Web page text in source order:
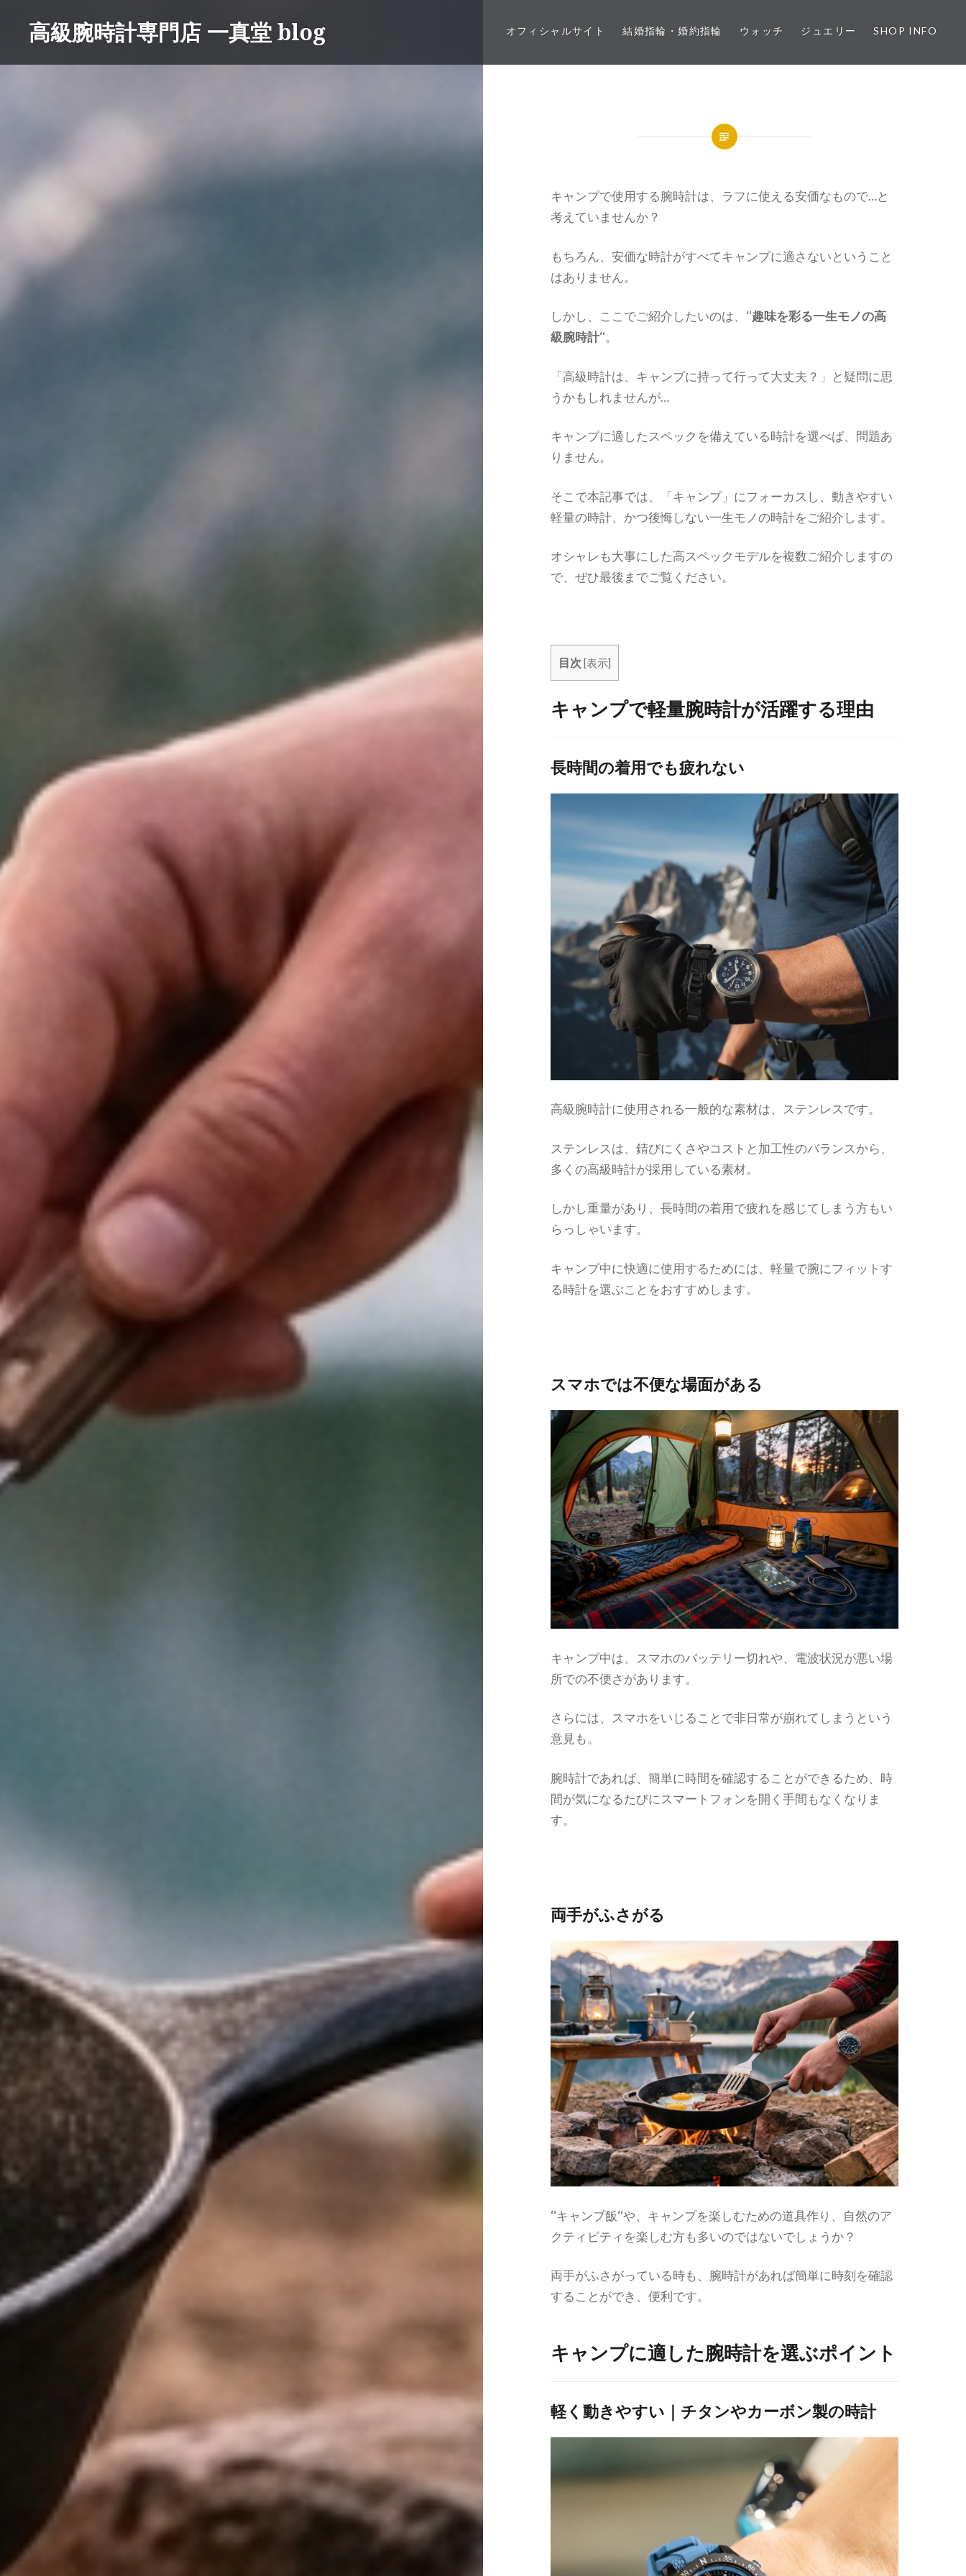
ン
高級腕時計専門店 一真堂 blog オフィシャルサイト 結婚指輪・婚約指輪 ウォッチ ジュエリー SHOP INFO
キャンプで使用する腕時計は、ラフに使える安価なもので…と
考えていませんか？
もちろん、安価な時計がすべてキャンプに適さないということ
はありません。
しかし、ここでご紹介したいのは、‘‘趣味を彩る一生モノの高
級腕時計‘‘。
「高級時計は、キャンプに持って行って大丈夫？」と疑問に思
うかもしれませんが…
キャンプに適したスペックを備えている時計を選べば、問題あ
りません。
そこで本記事では、「キャンプ」にフォーカスし、動きやすい
軽量の時計、かつ後悔しない一生モノの時計をご紹介します。
オシャレも大事にした高スペックモデルを複数ご紹介しますの
で、ぜひ最後までご覧ください。
目次 [表示]
キャンプで軽量腕時計が活躍する理由
長時間の着用でも疲れない
高級腕時計に使用される一般的な素材は、ステンレスです。
ステンレスは、錆びにくさやコストと加工性のバランスから、
多くの高級時計が採用している素材。
しかし重量があり、長時間の着用で疲れを感じてしまう方もい
らっしゃいます。
キャンプ中に快適に使用するためには、軽量で腕にフィットす
る時計を選ぶことをおすすめします。
スマホでは不便な場面がある
キャンプ中は、スマホのバッテリー切れや、電波状況が悪い場
所での不便さがあります。
さらには、スマホをいじることで非日常が崩れてしまうという
意見も。
腕時計であれば、簡単に時間を確認することができるため、時
間が気になるたびにスマートフォンを開く手間もなくなりま
す。
両手がふさがる
‘‘キャンプ飯‘‘や、キャンプを楽しむための道具作り、自然のア
クティビティを楽しむ方も多いのではないでしょうか？
両手がふさがっている時も、腕時計があれば簡単に時刻を確認
することができ、便利です。
キャンプに適した腕時計を選ぶポイント
軽く動きやすい｜チタンやカーボン製の時計